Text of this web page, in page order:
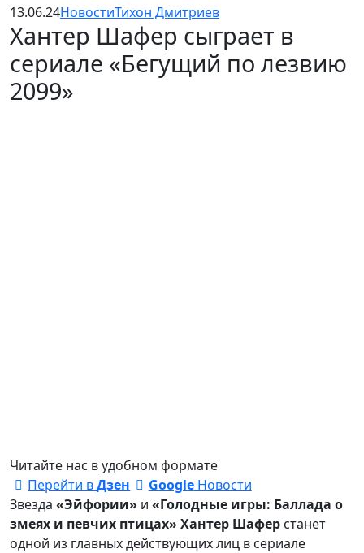
13.06.24НовостиТихон Дмитриев
Хантер Шафер сыграет в
сериале «Бегущий по лезвию
2099»
Читайте нас в удобном формате
Перейти вДзен GoogleНовости
Звезда «Эйфории» и «Голодные игры: Баллада о
змеях и певчих птицах» Хантер Шафер станет
одной из главных действующих лиц в сериале